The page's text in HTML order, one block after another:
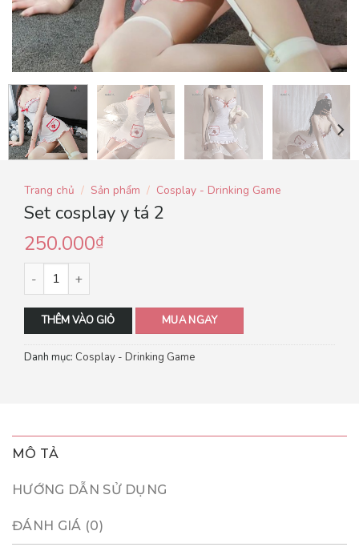
Trang chủ / Sản phẩm / Cosplay - Drinking Game
Set cosplay y tá 2
250.000₫
THÊM VÀO GIỎ MUA NGAY
Danh mục: Cosplay - Drinking Game
MÔ TẢ
HƯỚNG DẪN SỬ DỤNG
ĐÁNH GIÁ (0)